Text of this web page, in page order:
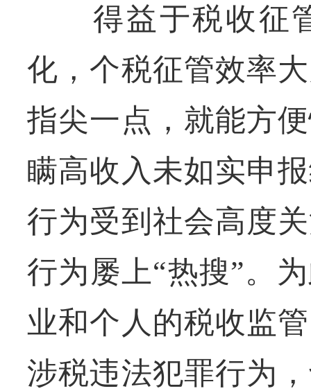
得益于税收征管
化，个税征管效率
指尖一点，就能方
瞒高收入未如实申
行为受到社会高度
行为屡上“热搜”。
业和个人的税收监
涉税违法犯罪行为